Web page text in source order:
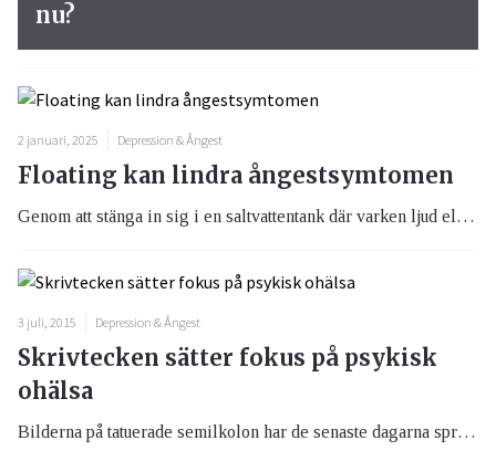
2 januari, 2025 Depression & Ångest
Floating kan lindra ångestsymtomen
Genom att stänga in sig i en saltvattentank där varken ljud eller ljus tränger in kan man bli fri från sina ångestsymtom. Avslappningstekniken kallas floating och har i en ny studie visat sig effektfull i behandlingen av generaliserat ångestsyndrom, GAD.
3 juli, 2015 Depression & Ångest
Skrivtecken sätter fokus på psykisk
ohälsa
Bilderna på tatuerade semilkolon har de senaste dagarna spridits via sociala medier. Men, bilderna är inte ett utlopp för grammatikälskare utan är till för att sätta fokus på ett viktigt ämne nämligen psykisk ohälsa.
nu?